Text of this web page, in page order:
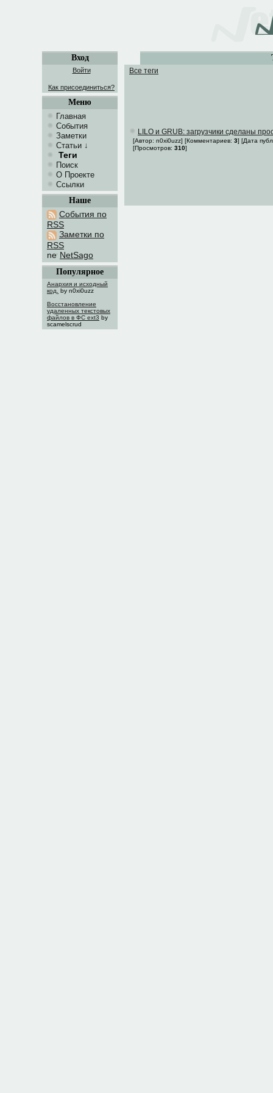
Вход
Войти
Как присоединиться?
Меню
Главная
События
Заметки
Статьи ↓
Теги
Поиск
О Проекте
Ссылки
Наше
События по
RSS
Заметки по
RSS
NetSago
Популярное
Анархия и исходный
код.
by n0xi0uzz
Восстановление
удаленных текстовых
файлов в ФС ext3 by
scamelscrud
Все теги
LILO и GRUB: загрузчики сделаны
[Автор: n0xi0uzz] [Комментариев: 3] [Дата
[Просмотров: 310]